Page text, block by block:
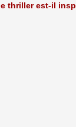
thriller est-il